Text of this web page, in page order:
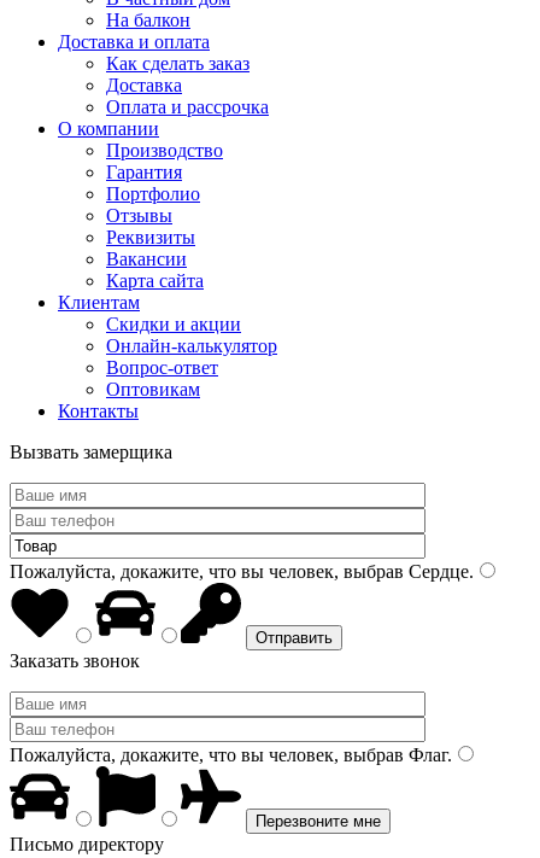
На балкон
Доставка и оплата
Как сделать заказ
Доставка
Оплата и рассрочка
О компании
Производство
Гарантия
Портфолио
Отзывы
Реквизиты
Вакансии
Карта сайта
Клиентам
Скидки и акции
Онлайн-калькулятор
Вопрос-ответ
Оптовикам
Контакты
Вызвать замерщика
Пожалуйста, докажите, что вы человек, выбрав Сердце.
Заказать звонок
Пожалуйста, докажите, что вы человек, выбрав Флаг.
Письмо директору